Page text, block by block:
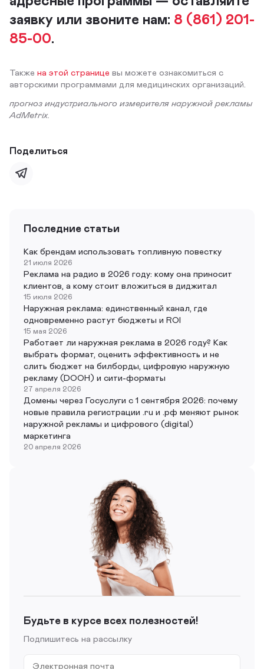
заявку или звоните нам: 8 (861) 201-
85-00.
Также на этой странице вы можете ознакомиться с
авторскими программами для медицинских организаций.
прогноз индустриального измерителя наружной рекламы
AdMetrix.
Поделиться
Последние статьи
Как брендам использовать топливную повестку
21 июля 2026
Реклама на радио в 2026 году: кому она приносит
клиентов, а кому стоит вложиться в диджитал
15 июля 2026
Наружная реклама: единственный канал, где
одновременно растут бюджеты и ROI
15 мая 2026
Работает ли наружная реклама в 2026 году? Как
выбрать формат, оценить эффективность и не
слить бюджет на билборды, цифровую наружную
рекламу (DOOH) и сити-форматы
27 апреля 2026
Домены через Госуслуги с 1 сентября 2026: почему
новые правила регистрации .ru и .рф меняют рынок
наружной рекламы и цифрового (digital)
маркетинга
20 апреля 2026
Будьте в курсе всех полезностей!
Подпишитесь на рассылку